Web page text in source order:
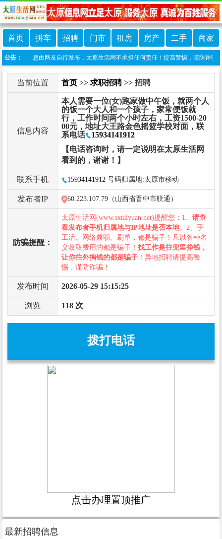
首页 拼车 招聘 门市 租房 房产 二手 商家
公告：
本栏目信息由网友自行发布，太原生活网不承担任何责任！提高警惕，谨防诈骗！
当前位置 首页 >> 求职招聘>> 招聘
信息内容
本人需要一位(女)跑家做中午饭，就两个人
的饭一个大人和一个孩子，家常便饭就
行，工作时间两个小时左右，工资1500-20
00元，地址大王路金色摇篮学校对面，联
系电话
15934141912
【电话咨询时，请一定说明在太原生活网
看到的，谢谢！】
联系手机 15934141912 号码归属地:太原市移动
发布者IP 60.223.107.79（山西省晋中市联通）
防骗提醒：
太原生活网(www.sxtaiyuan.net)提醒您：1、 请查
看发布者手机归属地与IP地址是否本地。2、手
工活、网络兼职、刷单，都是骗子！凡以各种名
义收取费用的都是骗子！ 找工作是往兜里挣钱，
让你往外掏钱的都是骗子 ！异地招聘请提高警
惕，谨防诈骗！
发布时间 2026-05-29 15:15:25
浏览 118 次
拨打电话
点击办理置顶推广
最新招聘信息